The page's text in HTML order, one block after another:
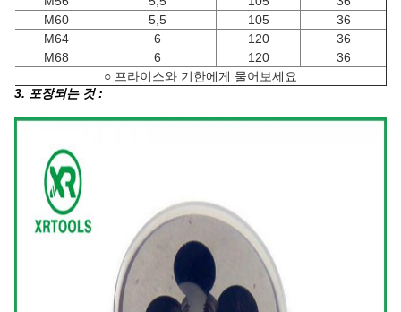
M60
5,5 105
36
M64
6 120
36
M68
6 120
36
○ 프라이스와 기한에게 물어보세요
3. 포장되는 것 :